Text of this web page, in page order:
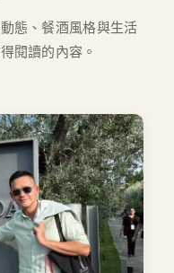
態、餐酒風格與生活
閱讀的內容。